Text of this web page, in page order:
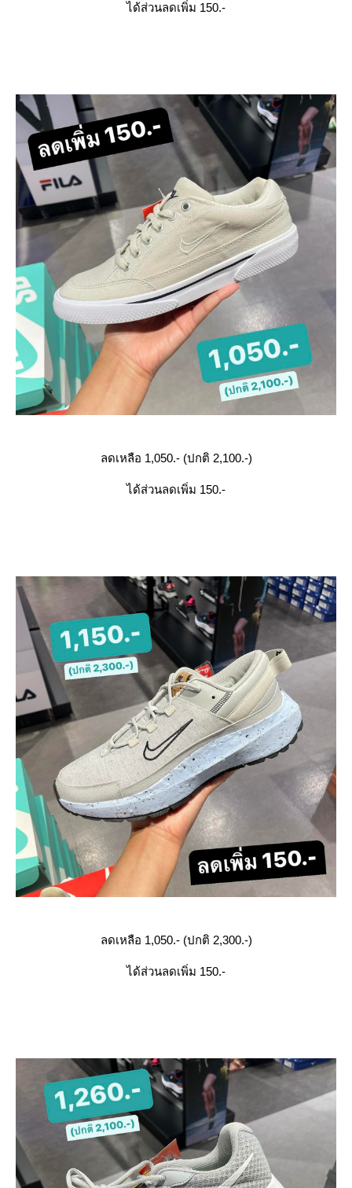
ได้ส่วนลดเพิ่ม 150.-
ลดเหลือ 1,050.- (ปกติ 2,100.-)
ได้ส่วนลดเพิ่ม 150.-
ลดเหลือ 1,050.- (ปกติ 2,300.-)
ได้ส่วนลดเพิ่ม 150.-